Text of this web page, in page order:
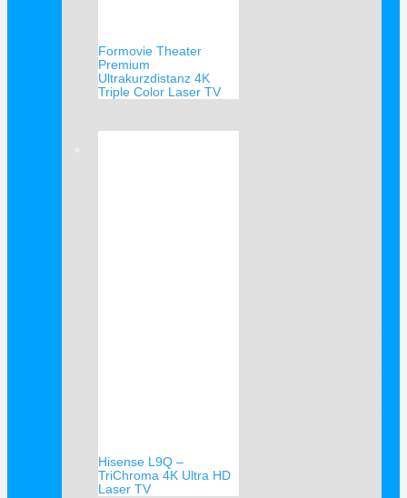
Formovie Theater
Premium
Ultrakurzdistanz 4K
Triple Color Laser TV
Hisense L9Q –
TriChroma 4K Ultra HD
Laser TV